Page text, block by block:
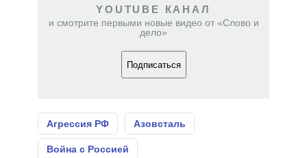
YOUTUBE КАНАЛ
и смотрите первыми новые видео от «Слово и
дело»
Подписаться
Агрессия РФ Азовсталь
Война с Россией